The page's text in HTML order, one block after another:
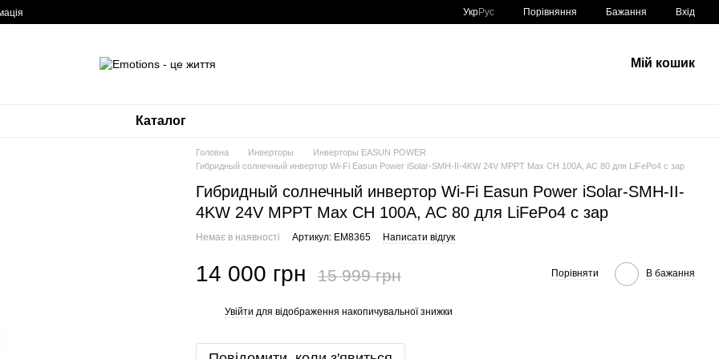
УкрРус Порівняння Бажання Вхід
Мій кошик
Каталог
Головна Инверторы
Инверторы EASUN POWER
Гибридный солнечный инвертор Wi-Fi Easun Power iSolar-SMH-II-4KW 24V MPPT Max CH 100A, AC 80 для LiFePo4 с зар
Гибридный солнечный инвертор Wi-Fi Easun Power iSolar-SMH-II-
4KW 24V MPPT Max CH 100A, AC 80 для LiFePo4 с зар
Немає в наявності Артикул: EM8365 Написати відгук
14 000 грн 15 999 грн Порівняти В бажання
Увійти для відображення накопичувальної знижки